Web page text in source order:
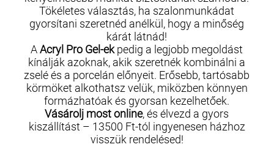
Tökéletes választás, ha szalonmunkádat
gyorsítani szeretnéd anélkül, hogy a minőség
kárát látnád!
AAcryl Pro Gel-ekpedig a legjobb megoldást
kínálják azoknak, akik szeretnék kombinálni a
zselé és a porcelán előnyeit. Erősebb, tartósabb
körmöket alkothatsz velük, miközben könnyen
formázhatóak és gyorsan kezelhetőek.
Vásárolj most online, és élvezd a gyors
kiszállítást – 13500 Ft-tól ingyenesen házhoz
visszük rendelésed!